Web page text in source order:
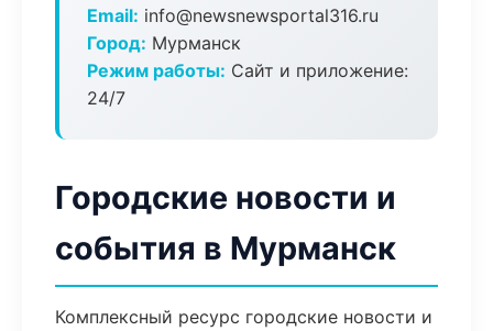
Email: info@newsnewsportal316.ru
Город: Мурманск
Режим работы: Сайт и приложение:
24/7
Городские новости и
события в Мурманск
Комплексный ресурс городские новости и